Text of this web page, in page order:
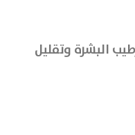
البشرة وتقليل